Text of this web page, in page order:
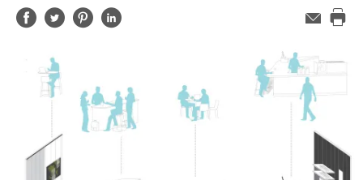
Compartir
Facebook
Compartir
Compartir
Compartir
Correo